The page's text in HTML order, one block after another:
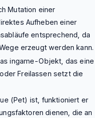
Mutation einer
Aufheben einer
entsprechend, da
erzeugt werden kann.
ingame-Objekt, das eine
Freilassen setzt die
(Pet) ist, funktioniert er
dienen, die an